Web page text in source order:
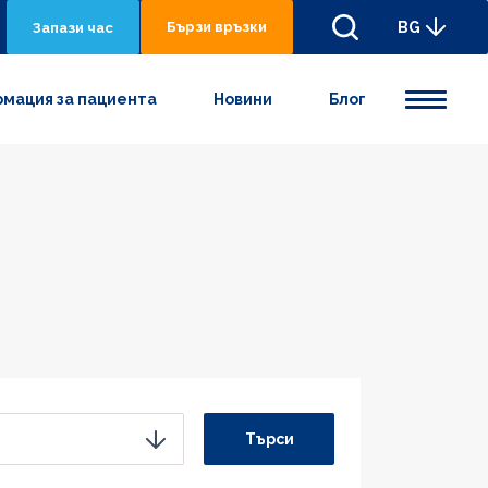
Запази час Бързи връзки BG
за пациента Новини Блог
Търси